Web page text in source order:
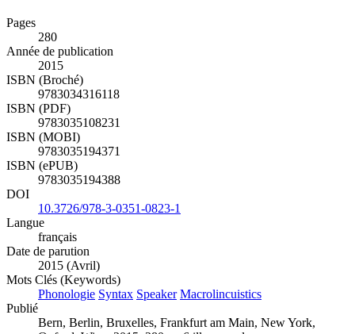
Pages
280
Année de publication
2015
ISBN (Broché)
9783034316118
ISBN (PDF)
9783035108231
ISBN (MOBI)
9783035194371
ISBN (ePUB)
9783035194388
DOI
10.3726/978-3-0351-0823-1
Langue
français
Date de parution
2015 (Avril)
Mots Clés (Keywords)
Phonologie Syntax Speaker Macrolincuistics
Publié
Bern, Berlin, Bruxelles, Frankfurt am Main, New York,